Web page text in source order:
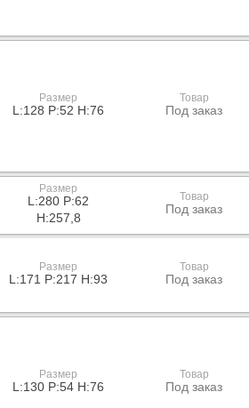
Размер
L:128 P:52 H:76
Товар
Под заказ
Размер
L:280 P:62
H:257,8
Товар
Под заказ
Размер
L:171 P:217 H:93
Товар
Под заказ
Размер
L:130 P:54 H:76
Товар
Под заказ